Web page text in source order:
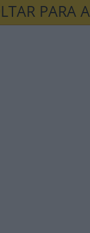
PARA